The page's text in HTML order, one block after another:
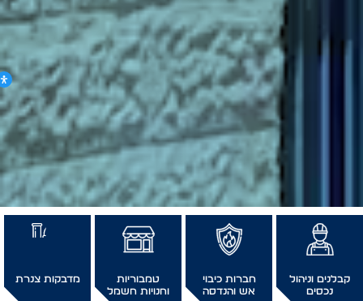
קבלנים וניהול
נכסים
חברות כיבוי
אש והנדסה
טמבוריות
וחנויות חשמל
מדבקות צנרת